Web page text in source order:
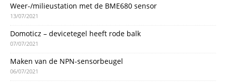
Weer-/milieustation met de BME680 sensor
13/07/2021
Domoticz – devicetegel heeft rode balk
07/07/2021
Maken van de NPN-sensorbeugel
06/07/2021